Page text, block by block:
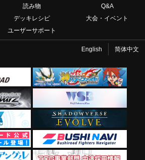
読み物
Q&A
デッキレシピ
大会・イベント
ユーザーサポート
English 简体中文